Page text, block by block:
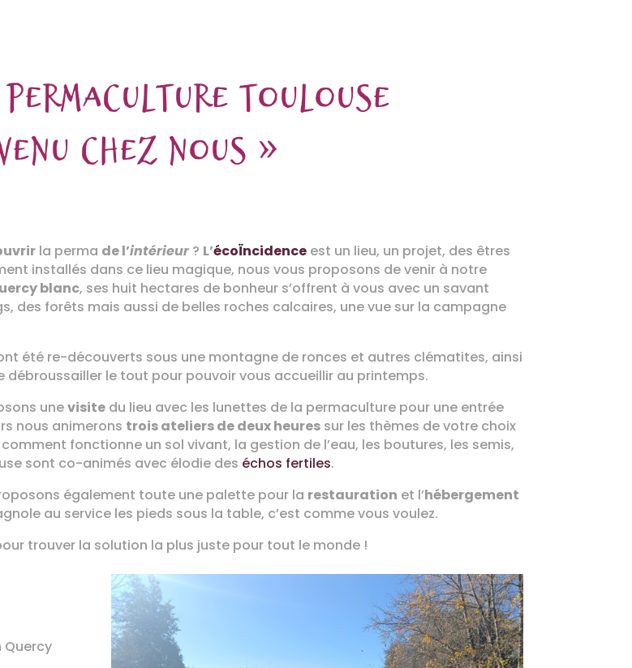
permaculture Toulouse
chez nous »
la perma de l’intérieur ? L’écoÏncidence est un lieu, un projet, des êtres
installés dans ce lieu magique, nous vous proposons de venir à notre
blanc, ses huit hectares de bonheur s’offrent à vous avec un savant
des forêts mais aussi de belles roches calcaires, une vue sur la campagne
été re-découverts sous une montagne de ronces et autres clématites, ainsi
débroussailler le tout pour pouvoir vous accueillir au printemps.
unevisite du lieu avec les lunettes de la permaculture pour une entrée
nous animerons trois ateliers de deux heures sur les thèmes de votre choix
fonctionne un sol vivant, la gestion de l’eau, les boutures, les semis,
sont co-animés avec élodie des échos fertiles.
également toute une palette pour la restauration et l’hébergement
au service les pieds sous la table, c’est comme vous voulez.
trouver la solution la plus juste pour tout le monde !
Quercy